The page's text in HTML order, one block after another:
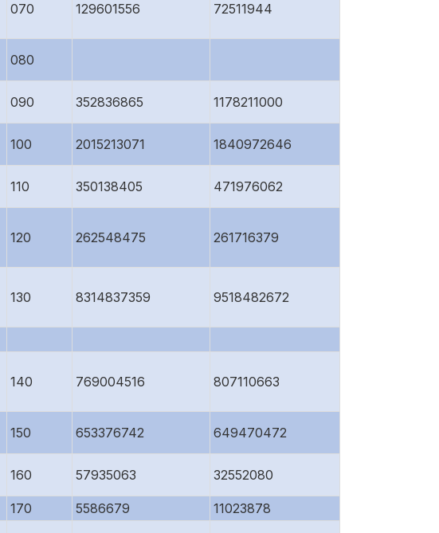
070 129601556 72511944
080
090 352836865 1178211000
100 2015213071 1840972646
110 350138405 471976062
120 262548475 261716379
130 8314837359 9518482672
140 769004516 807110663
150 653376742 649470472
160 57935063 32552080
170 5586679
11023878